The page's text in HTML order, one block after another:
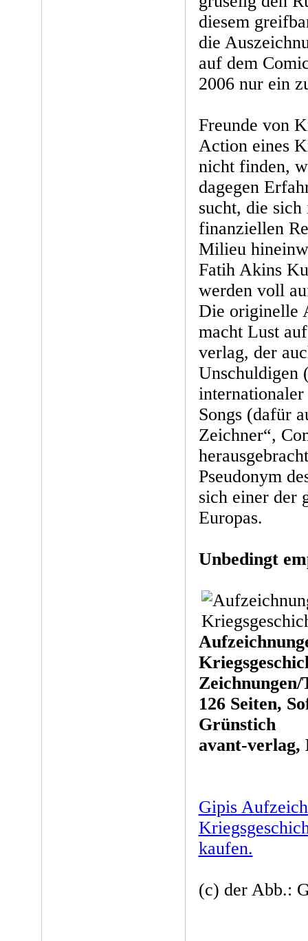
diesem
die
auf dem
2006 nur ein
Freunde von
Action eines
nicht finden,
dagegen
sucht, die
finanziellen
Milieu
Fatih Akins
werden voll
Die originelle
macht Lust
verlag, der
Unschuldigen
Songs (dafür
Zeichner“,
Pseudonym
sich einer der
Europas.
Unbedingt
126 Seiten,
Grünstich
avant-verlag,
Gipis
kaufen.
(c) der Abb.: